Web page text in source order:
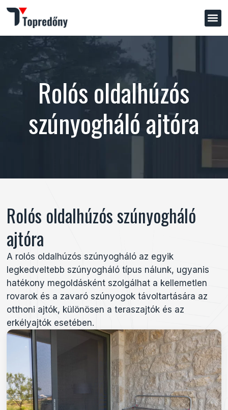
Rolós oldalhúzós
szúnyogháló ajtóra
Rolós oldalhúzós szúnyogháló
ajtóra
A rolós oldalhúzós szúnyogháló az egyik
legkedveltebb szúnyogháló típus nálunk, ugyanis
hatékony megoldásként szolgálhat a kellemetlen
rovarok és a zavaró szúnyogok távoltartására az
otthoni ajtók, különösen a teraszajtók és az
erkélyajtók esetében.